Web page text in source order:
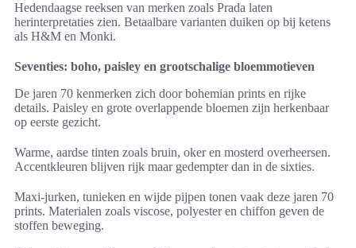
Hedendaagse reeksen van merken zoals Prada laten
herinterpretaties zien. Betaalbare varianten duiken op bij ketens
als H&M en Monki.
Seventies: boho, paisley en grootschalige bloemmotieven
De jaren 70 kenmerken zich door bohemian prints en rijke
details. Paisley en grote overlappende bloemen zijn herkenbaar
op eerste gezicht.
Warme, aardse tinten zoals bruin, oker en mosterd overheersen.
Accentkleuren blijven rijk maar gedempter dan in de sixties.
Maxi-jurken, tunieken en wijde pijpen tonen vaak deze jaren 70
prints. Materialen zoals viscose, polyester en chiffon geven de
stoffen beweging.